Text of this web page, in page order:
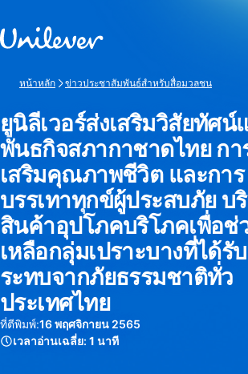
หน้าหลัก ข่าวประชาสัมพันธ์สำหรับสื่อมวลชน
ยูนิลีเวอร์ส่งเสริมวิสัยทัศน์
พันธกิจสภากาชาดไทย กา
เสริมคุณภาพชีวิต และการ
บรรเทาทุกข์ผู้ประสบภัย บ
สินค้าอุปโภคบริโภคเพื่อช่
เหลือกลุ่มเปราะบางที่ได้รั
ระทบจากภัยธรรมชาติทั่ว
ประเทศไทย
ที่ตีพิมพ์:16 พฤศจิกายน 2565
เวลาอ่านเฉลี่ย: 1 นาที